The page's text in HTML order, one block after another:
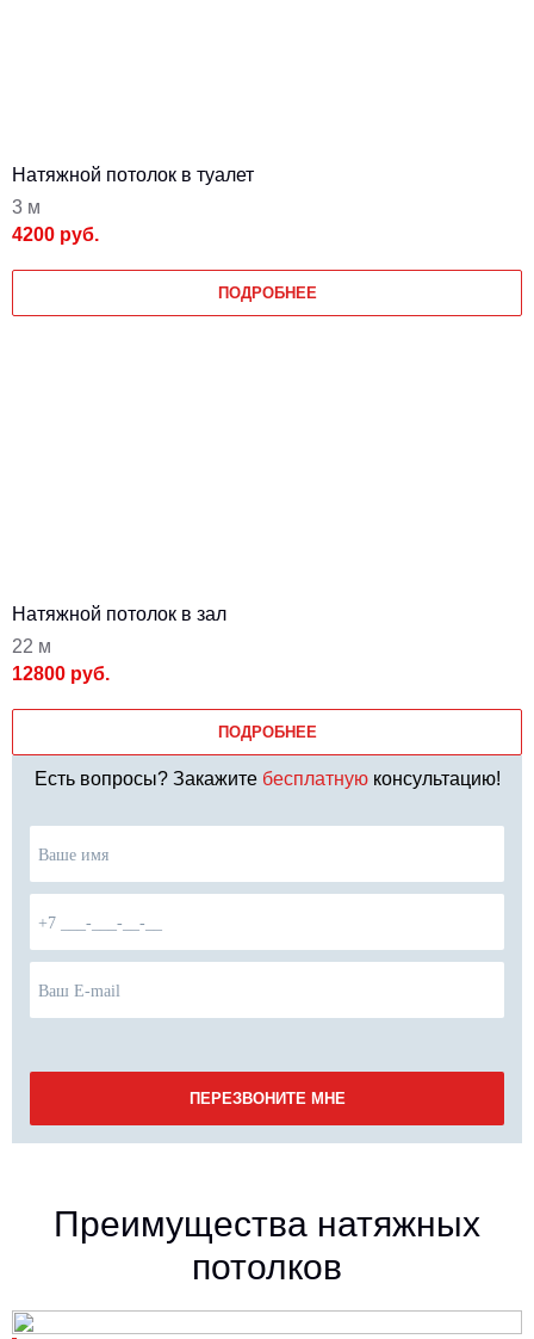
Натяжной потолок в туалет
3 м
4200 руб.
ПОДРОБНЕЕ
Натяжной потолок в зал
22 м
12800 руб.
ПОДРОБНЕЕ
Есть вопросы? Закажите бесплатнуюконсультацию!
Преимущества натяжных
потолков